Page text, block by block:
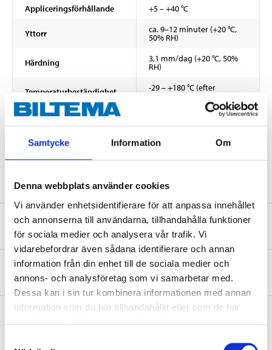
Samtycke Information Om
Denna webbplats använder cookies
Vi använder enhetsidentifierare för att anpassa innehållet
och annonserna till användarna, tillhandahålla funktioner
för sociala medier och analysera vår trafik. Vi
vidarebefordrar även sådana identifierare och annan
information från din enhet till de sociala medier och
annons- och analysföretag som vi samarbetar med.
Dessa kan i sin tur kombinera informationen med annan
information som du har tillhandahållit eller som de har
Appliceringsförhållande
+5 – +40 °C
Yttorr ca. 9–12 minuter (+20 °C,
50% RH)
Härdning 3,1 mm/dag (+20 °C, 50%
RH)
Temperaturbeständighet -29 – +180 °C (efter
Rengöring
Lacknafta (före härdning)
Rengöring
Mekaniskt (efter härdning)
Avfallshantering
Följ lokala anvisningar
Säkerhetsinformation och övriga dokument
Om tillverkaren